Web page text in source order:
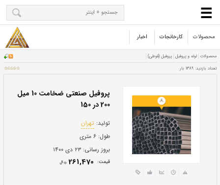
محصولات کارخانجات اخبار
200 در 150